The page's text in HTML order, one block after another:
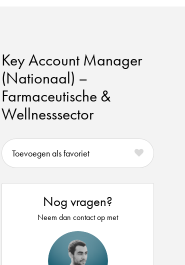
Key Account Manager
(Nationaal) –
Farmaceutische &
Wellnesssector
favoriet
Nog vragen?
Neem dan contact op met